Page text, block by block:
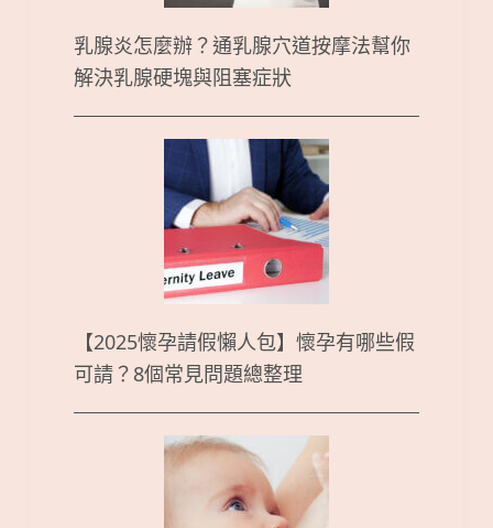
乳腺炎怎麼辦？通乳腺穴道按摩法幫你
解決乳腺硬塊與阻塞症狀
【2025懷孕請假懶人包】懷孕有哪些假
可請？8個常見問題總整理